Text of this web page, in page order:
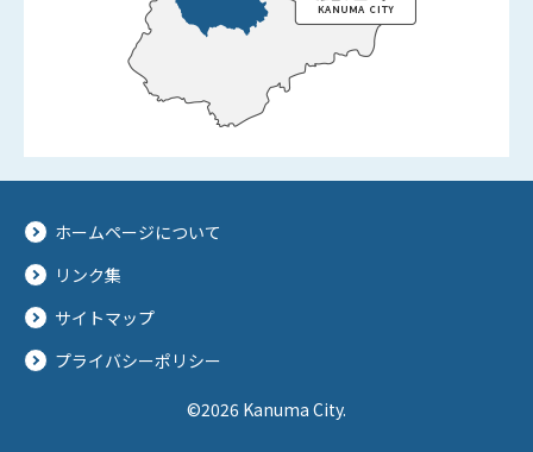
ホームページについて
リンク集
サイトマップ
プライバシーポリシー
©2026 Kanuma City.